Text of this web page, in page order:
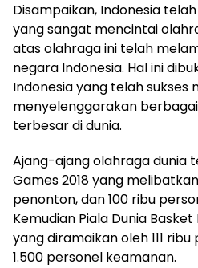
Disampaikan, Indonesia
yang sangat mencintai
atas olahraga ini telah
negara Indonesia. Hal ini
Indonesia yang telah sukses
menyelenggarakan
terbesar di dunia.
Ajang-ajang olahraga dunia
Games 2018 yang
penonton, dan 100 ribu
Kemudian Piala Dunia
yang diramaikan oleh 111
1.500 personel keamanan.